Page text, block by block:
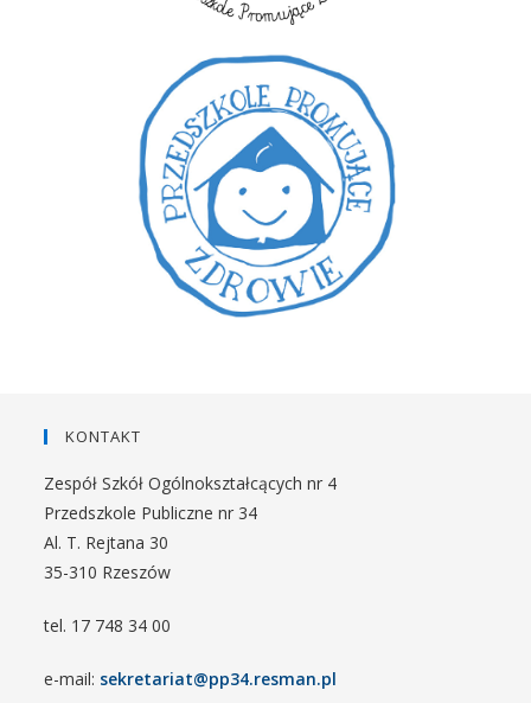
KONTAKT
Zespół Szkół Ogólnokształcących nr 4
Przedszkole Publiczne nr 34
Al. T. Rejtana 30
35-310 Rzeszów
tel. 17 748 34 00
e-mail: sekretariat@pp34.resman.pl